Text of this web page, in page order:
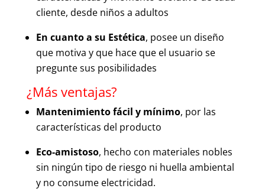
cliente, desde niños a adultos
En cuanto a su Estética, posee un diseño
que motiva y que hace que el usuario se
pregunte sus posibilidades
¿Más ventajas?
Mantenimiento fácil y mínimo, por las
características del producto
Eco-amistoso, hecho con materiales nobles
sin ningún tipo de riesgo ni huella ambiental
y no consume electricidad.